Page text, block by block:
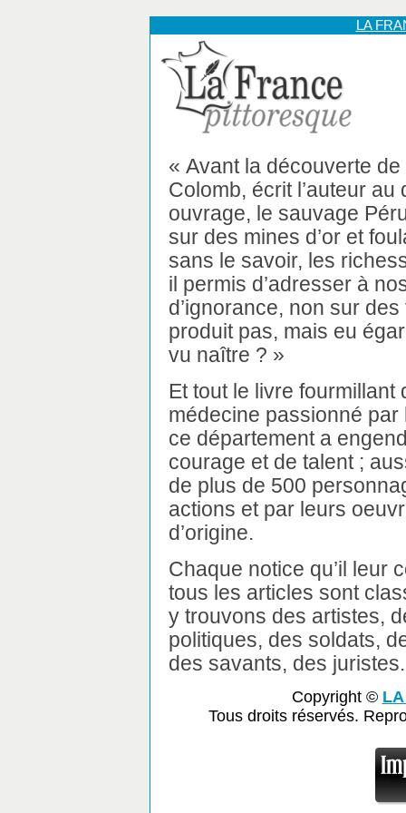
LA
« Avant la découverte
Colomb, écrit l’auteur au
ouvrage, le sauvage
sur des mines d’or et
sans le savoir, les
il permis d’adresser à
d’ignorance, non sur
produit pas, mais eu
vu naître ? »
Et tout le livre fourmillant
médecine passionné par
ce département a
courage et de talent ;
de plus de 500
actions et par leurs
d’origine.
Chaque notice qu’il leur
tous les articles sont
y trouvons des artistes,
politiques, des soldats,
des savants, des
Copyright ©
Tous droits réservés.